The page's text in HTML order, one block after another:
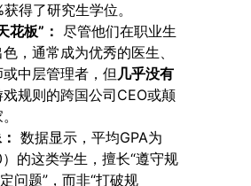
得了研究生学位。
花板”： 尽管他们在职业生
，通常成为优秀的医生、
中层管理者，但几乎没有
规则的跨国公司CEO或颠
数据显示，平均GPA为
的这类学生，擅长“遵守规
问题”，而非“打破规